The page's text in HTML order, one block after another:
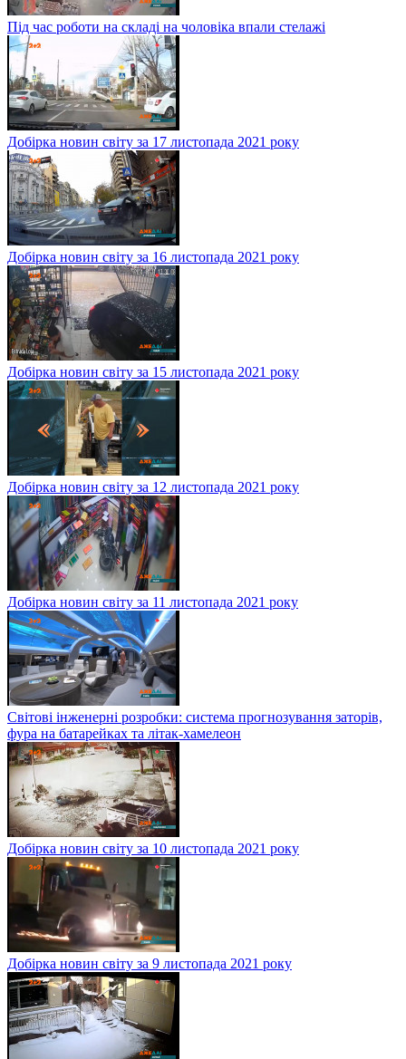
Під час роботи на складі на чоловіка впали стелажі
Добірка новин світу за 17 листопада 2021 року
Добірка новин світу за 16 листопада 2021 року
Добірка новин світу за 15 листопада 2021 року
Добірка новин світу за 12 листопада 2021 року
Добірка новин світу за 11 листопада 2021 року
Світові інженерні розробки: система прогнозування заторів,
фура на батарейках та літак-хамелеон
Добірка новин світу за 10 листопада 2021 року
Добірка новин світу за 9 листопада 2021 року